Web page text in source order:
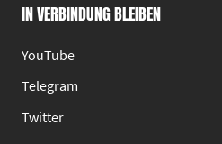
IN VERBINDUNG BLEIBEN
YouTube
Telegram
Twitter